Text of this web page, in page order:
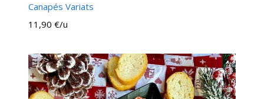
Canapés Variats
11,90 €/u